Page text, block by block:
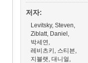
저자:
Levitsky, Steven,
Ziblatt, Daniel,
박세연,
레비츠키, 스티븐,
지블랫, 대니얼,